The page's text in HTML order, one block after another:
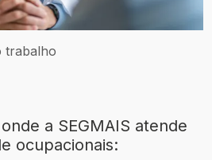
trabalho
a SEGMAIS atende
ocupacionais: